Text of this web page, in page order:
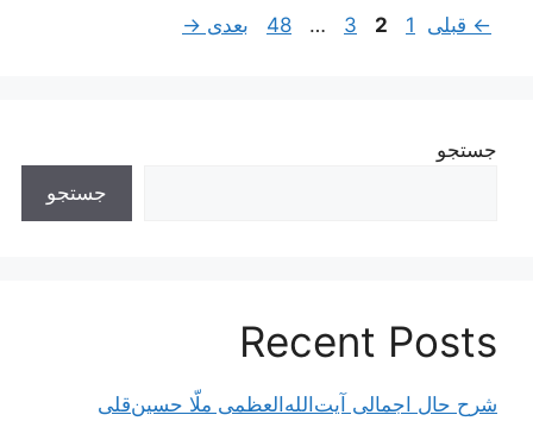
ناوبری
← قبلی برگه
1 برگه
2 برگه
3
… برگه
48 بعدی →
جستجو
جستجو
Recent Posts
شرح حال اجمالی آیت‌الله‌العظمی ملّا حسین‌قلی